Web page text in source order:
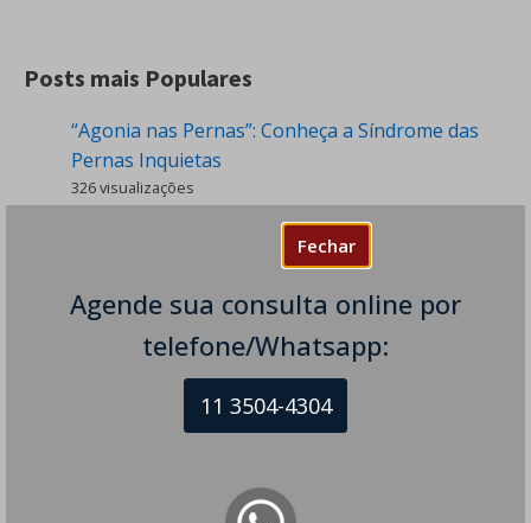
Fechar
Agende sua consulta online por
telefone/Whatsapp:
11 3504-4304
Posts mais Populares
“Agonia nas Pernas”: Conheça a Síndrome das
Pernas Inquietas
326 visualizações
Tremor de Frio: Quando Desconfiar de uma
Dormência nas Pernas - Sintomas e Causas
254 visualizações
O que Pode Causar Sensação Estranha na
Cabeça e Tontura?
Cefaleia Pós-raqui - É Perigoso? Tem